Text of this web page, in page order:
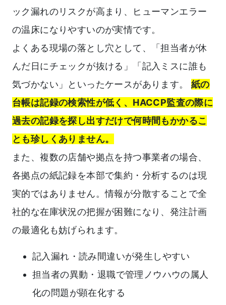
ック漏れのリスクが高まり、ヒューマンエラー
の温床になりやすいのが実情です。
よくある現場の落とし穴として、「担当者が休
んだ日にチェックが抜ける」「記入ミスに誰も
気づかない」といったケースがあります。 紙の
台帳は記録の検索性が低く、HACCP監査の際に
過去の記録を探し出すだけで何時間もかかるこ
とも珍しくありません。
また、複数の店舗や拠点を持つ事業者の場合、
各拠点の紙記録を本部で集約・分析するのは現
実的ではありません。情報が分散することで全
社的な在庫状況の把握が困難になり、発注計画
の最適化も妨げられます。
記入漏れ・読み間違いが発生しやすい
担当者の異動・退職で管理ノウハウの属人
化の問題が顕在化する